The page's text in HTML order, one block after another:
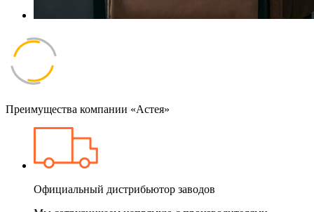
Преимущества компании «Астея»
Официальный дистрибьютор заводов